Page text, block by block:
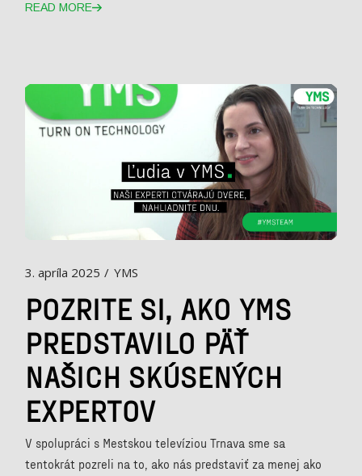
READ MORE
3. apríla 2025 YMS
POZRITE SI, AKO YMS
PREDSTAVILO PÄŤ
NAŠICH SKÚSENÝCH
EXPERTOV
V spolupráci s Mestskou televíziou Trnava sme sa
tentokrát pozreli na to, ako nás predstaviť za menej ako